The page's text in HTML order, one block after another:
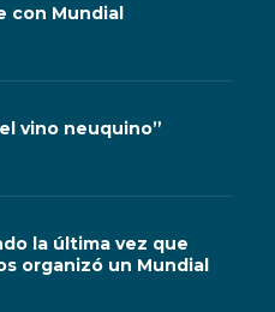
con Mundial
vino neuquino”
la última vez que
organizó un Mundial